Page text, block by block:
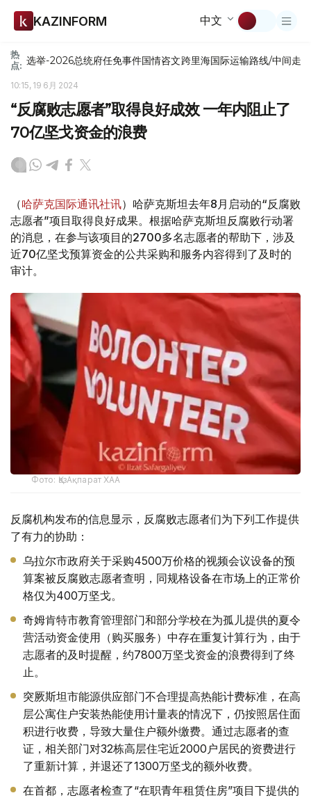
KAZINFORM 中文
热
点: 选举-2026总统府任免事件国情咨文跨里海国际运输路线/中间走廊
10:15, 19 6月 2024
“反腐败志愿者”取得良好成效 一年内阻止了
70亿坚戈资金的浪费
（哈萨克国际通讯社讯）哈萨克斯坦去年8月启动的“反腐败
志愿者”项目取得良好成果。根据哈萨克斯坦反腐败行动署
的消息，在参与该项目的2700多名志愿者的帮助下，涉及
近70亿坚戈预算资金的公共采购和服务内容得到了及时的
审计。
Фото: ҚазАқпарат ХАА
反腐机构发布的信息显示，反腐败志愿者们为下列工作提供
了有力的协助：
乌拉尔市政府关于采购4500万价格的视频会议设备的预
算案被反腐败志愿者查明，同规格设备在市场上的正常价
格仅为400万坚戈。
奇姆肯特市教育管理部门和部分学校在为孤儿提供的夏令
营活动资金使用（购买服务）中存在重复计算行为，由于
志愿者的及时提醒，约7800万坚戈资金的浪费得到了终
止。
突厥斯坦市能源供应部门不合理提高热能计费标准，在高
层公寓住户安装热能使用计量表的情况下，仍按照居住面
积进行收费，导致大量住户额外缴费。通过志愿者的查
证，相关部门对32栋高层住宅近2000户居民的资费进行
了重新计算，并退还了1300万坚戈的额外收费。
在首都，志愿者检查了“在职青年租赁住房”项目下提供的